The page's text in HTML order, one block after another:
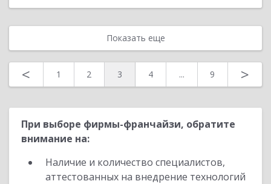
Показать еще
< 1 2 3 4 ... 9 >
При выборе фирмы-франчайзи, обратите
внимание на:
Наличие и количество специалистов,
аттестованных на внедрение технологий